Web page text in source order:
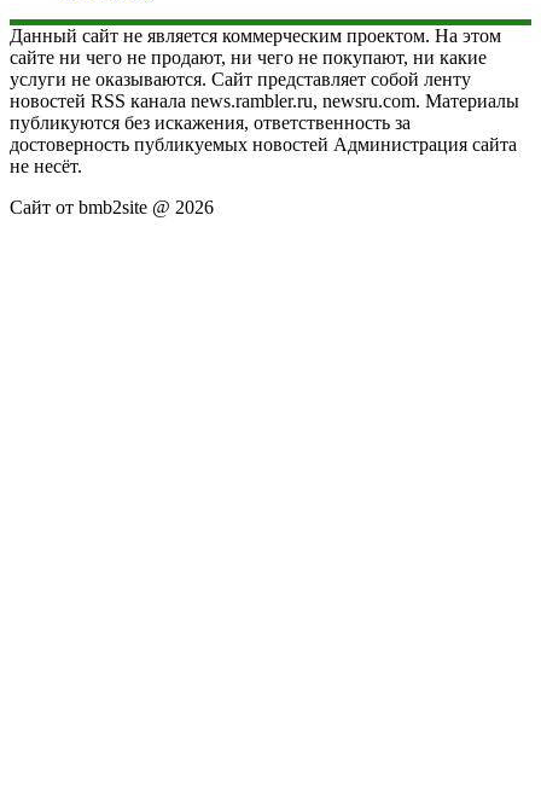
Данный сайт не является коммерческим проектом. На этом
сайте ни чего не продают, ни чего не покупают, ни какие
услуги не оказываются. Сайт представляет собой ленту
новостей RSS канала news.rambler.ru, newsru.com. Материалы
публикуются без искажения, ответственность за
достоверность публикуемых новостей Администрация сайта
не несёт.
Сайт от bmb2site @ 2026